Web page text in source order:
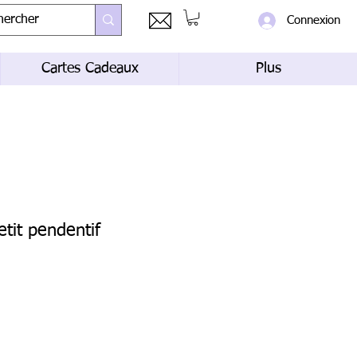
Connexion
Cartes Cadeaux Plus
pendentif